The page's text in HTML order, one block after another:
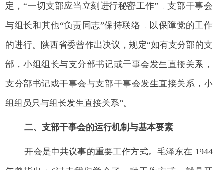
定，“一切支部应当立刻进行秘密工作”，支部干事会
与组长和其他“负责同志”保持联络，以保障党的工作
的进行。陕西省委曾作出决议，规定“如有支分部的支
部，小组组长与支分部书记或干事会发生直接关系，
支分部书记或干事会与支部干事会发生直接关系，小
组组员只与组长发生直接关系”。
二、支部干事会的运行机制与基本要素
开会是中共议事的重要工作方式。毛泽东在 1944